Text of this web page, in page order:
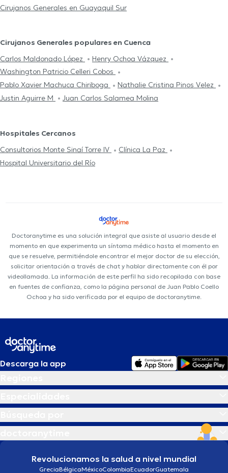
Cirujanos Generales en Guayaquil Sur
Cirujanos Generales populares en Cuenca
Carlos Maldonado López
Henry Ochoa Vázquez
Washington Patricio Celleri Cobos
Pablo Xavier Machuca Chiriboga
Nathalie Cristina Pinos Velez
Justin Aguirre M
Juan Carlos Salamea Molina
Hospitales Cercanos
Consultorios Monte Sinaí Torre IV
Clínica La Paz
Hospital Universitario del Río
Doctoranytime es una solución integral que asiste al usuario desde el
momento en que experimenta un síntoma médico hasta el momento en
que se resuelve, permitiéndole encontrar el mejor doctor de su elección,
solicitar orientación a través de chat y hablar directamente con él por
videollamada. La información de este perfil ha sido recopilada con base
en fuentes de confianza, como la página personal de Juan Pablo Coello
Ochoa y ha sido verificada por el equipo de doctoranytime.
Descarga la app
Revolucionamos la salud a nivel mundial
GreciaBélgicaMéxicoColombiaEcuadorGuatemala